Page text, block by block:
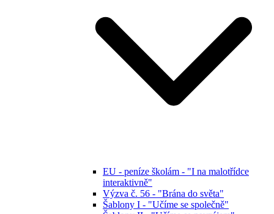
EU - peníze školám - "I na malotřídce
interaktivně"
Výzva č. 56 - "Brána do světa"
Šablony I - "Učíme se společně"